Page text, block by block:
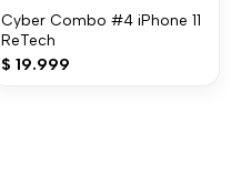
Cyber Combo #4 iPhone 11
ReTech
$ 19.999